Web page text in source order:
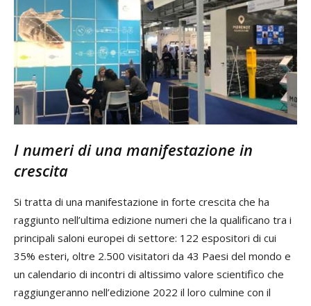
I numeri di una manifestazione in
crescita
Si tratta di una manifestazione in forte crescita che ha
raggiunto nell’ultima edizione numeri che la qualificano tra i
principali saloni europei di settore: 122 espositori di cui
35% esteri, oltre 2.500 visitatori da 43 Paesi del mondo e
un calendario di incontri di altissimo valore scientifico che
raggiungeranno nell’edizione 2022 il loro culmine con il